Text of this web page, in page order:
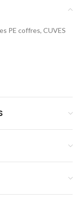
PE coffres, CUVES